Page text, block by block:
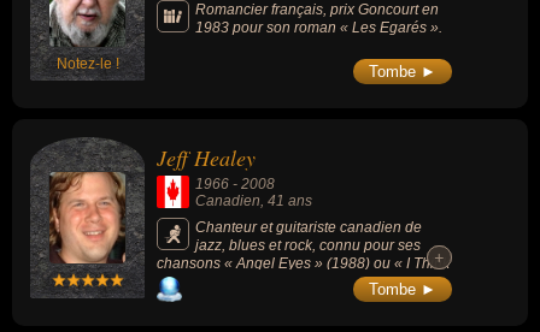
Notez-le !
Romancier français, prix Goncourt en
1983 pour son roman « Les Egarés ».
Tombe ►
Jeff Healey
1966 - 2008
Canadien, 41 ans
Chanteur et guitariste canadien de
jazz, blues et rock, connu pour ses
chansons « Angel Eyes » (1988) ou « I Think
I Love You Too Much » (1990) .
+
+
Tombe ►